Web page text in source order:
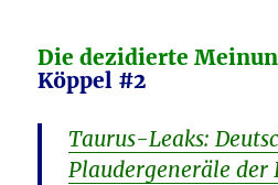
Die dezidierte
Köppel #2
Taurus-Leaks:
Plaudergeneräle der